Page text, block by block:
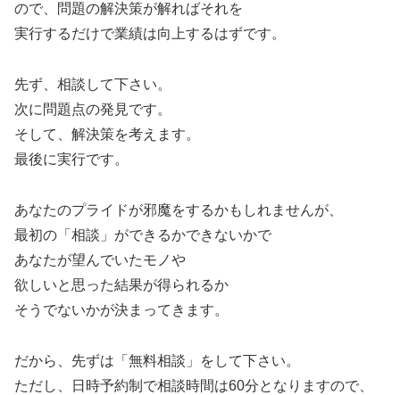
ので、問題の解決策が解ればそれを
実行するだけで業績は向上するはずです。
先ず、相談して下さい。
次に問題点の発見です。
そして、解決策を考えます。
最後に実行です。
あなたのプライドが邪魔をするかもしれませんが、
最初の「相談」ができるかできないかで
あなたが望んでいたモノや
欲しいと思った結果が得られるか
そうでないかが決まってきます。
だから、先ずは「無料相談」をして下さい。
ただし、日時予約制で相談時間は60分となりますので、